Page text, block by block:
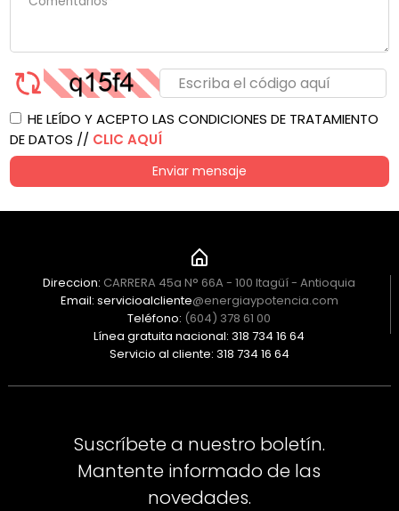
HE LEÍDO Y ACEPTO LAS CONDICIONES DE TRATAMIENTO
DE DATOS // CLIC AQUÍ
Enviar mensaje
Direccion: CARRERA 45a N° 66A - 100 Itagüí - Antioquia
Email: servicioalcliente@energiaypotencia.com
Teléfono: (604) 378 61 00
Línea gratuita nacional: 318 734 16 64
Servicio al cliente: 318 734 16 64
Suscríbete a nuestro boletín.
Mantente informado de las
novedades.